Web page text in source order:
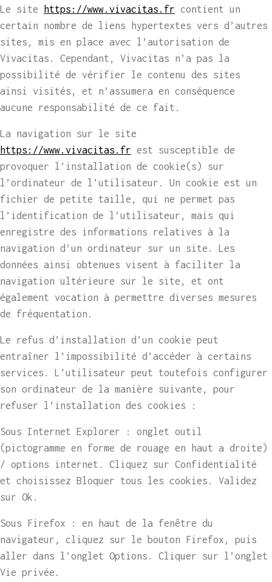
Le site https://www.vivacitas.fr contient un
certain nombre de liens hypertextes vers d’autres
sites, mis en place avec l’autorisation de
Vivacitas. Cependant, Vivacitas n’a pas la
possibilité de vérifier le contenu des sites
ainsi visités, et n’assumera en conséquence
aucune responsabilité de ce fait.
La navigation sur le site
https://www.vivacitas.fr est susceptible de
provoquer l’installation de cookie(s) sur
l’ordinateur de l’utilisateur. Un cookie est un
fichier de petite taille, qui ne permet pas
l’identification de l’utilisateur, mais qui
enregistre des informations relatives à la
navigation d’un ordinateur sur un site. Les
données ainsi obtenues visent à faciliter la
navigation ultérieure sur le site, et ont
également vocation à permettre diverses mesures
de fréquentation.
Le refus d’installation d’un cookie peut
entraîner l’impossibilité d’accéder à certains
services. L’utilisateur peut toutefois configurer
son ordinateur de la manière suivante, pour
refuser l’installation des cookies :
Sous Internet Explorer : onglet outil
(pictogramme en forme de rouage en haut a droite)
/ options internet. Cliquez sur Confidentialité
et choisissez Bloquer tous les cookies. Validez
sur Ok.
Sous Firefox : en haut de la fenêtre du
navigateur, cliquez sur le bouton Firefox, puis
aller dans l’onglet Options. Cliquer sur l’onglet
Vie privée.